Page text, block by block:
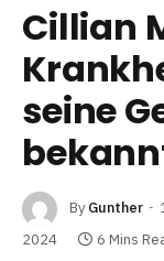
Cillian
seine
By Gunther
2024
6 Mins